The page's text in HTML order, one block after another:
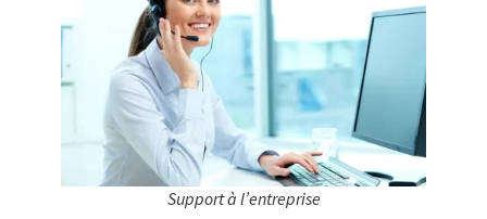
Support à l’entreprise